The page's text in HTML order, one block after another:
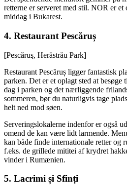
retterne er serveret med stil. NOR er
middag i Bukarest.
4. Restaurant Pescăruș
[Pescăruş, Herăstrău Park]
Restaurant Pescăruș ligger fantastisk
parken. Det er et oplagt sted at besøge
dag i parken og det nærliggende
sommeren, bør du naturligvis tage
helt ned mod søen.
Serveringslokalerne indenfor er også
omend de kan være lidt larmende.
kan både finde internationale retter og
f.eks. de grillede mititei af krydret
vinder i Rumænien.
5. Lacrimi și Sfinți